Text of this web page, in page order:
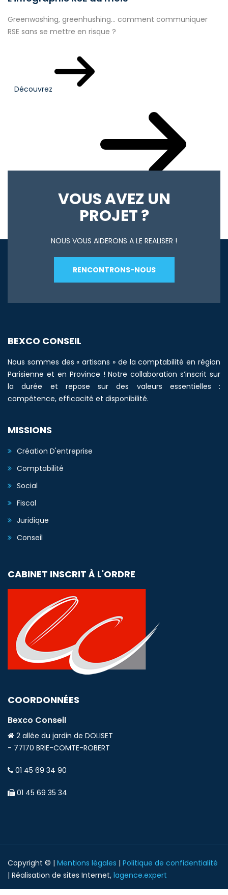
Greenwashing, greenhushing… comment communiquer
RSE sans se mettre en risque ?
Découvrez
VOUS AVEZ UN
PROJET ?
NOUS VOUS AIDERONS A LE REALISER !
RENCONTRONS-NOUS
BEXCO CONSEIL
Nous sommes des « artisans » de la comptabilité en région
Parisienne et en Province ! Notre collaboration s’inscrit sur
la durée et repose sur des valeurs essentielles :
compétence, efficacité et disponibilité.
MISSIONS
Création D'entreprise
Comptabilité
Social
Fiscal
Juridique
Conseil
CABINET INSCRIT À L'ORDRE
COORDONNÉES
Bexco Conseil
2 allée du jardin de DOLISET
- 77170 BRIE-COMTE-ROBERT
01 45 69 34 90
01 45 69 35 34
Copyright © | Mentions légales | Politique de confidentialité
| Réalisation de sites Internet, lagence.expert